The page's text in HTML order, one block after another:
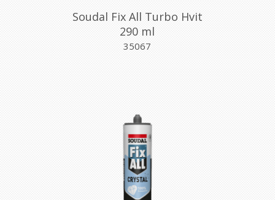
Soudal Fix All Turbo Hvit
290 ml
35067